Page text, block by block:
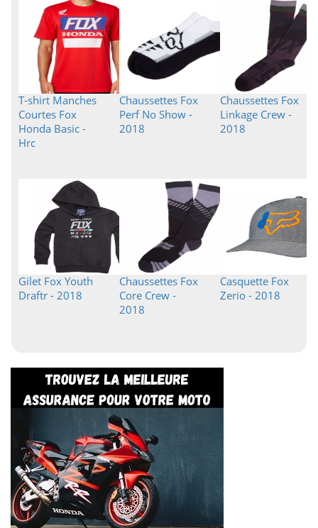
T-shirt Manches
Courtes Fox
Honda Basic -
Hrc
Chaussettes Fox
Perf No Show -
2018
Chaussettes Fox
Linkage Crew -
2018
Gilet Fox Youth
Draftr - 2018
Chaussettes Fox
Core Crew -
2018
Casquette Fox
Zerio - 2018